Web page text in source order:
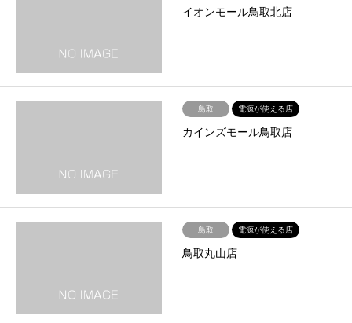
イオンモール鳥取北店
鳥取 電源が使える店
カインズモール鳥取店
鳥取 電源が使える店
鳥取丸山店